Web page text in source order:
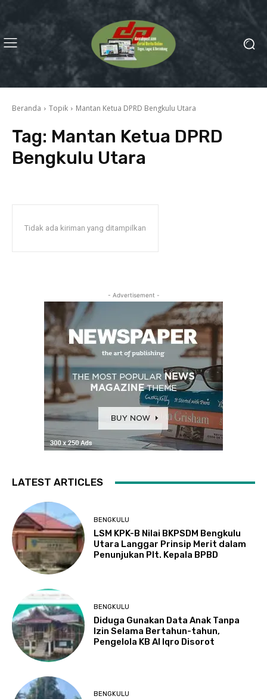
Beranda Topik Mantan Ketua DPRD Bengkulu Utara
Tag: Mantan Ketua DPRD
Bengkulu Utara
Tidak ada kiriman yang ditampilkan
- Advertisement -
LATEST ARTICLES
BENGKULU
LSM KPK-B Nilai BKPSDM Bengkulu
Utara Langgar Prinsip Merit dalam
Penunjukan Plt. Kepala BPBD
BENGKULU
Diduga Gunakan Data Anak Tanpa
Izin Selama Bertahun-tahun,
Pengelola KB Al Iqro Disorot
BENGKULU